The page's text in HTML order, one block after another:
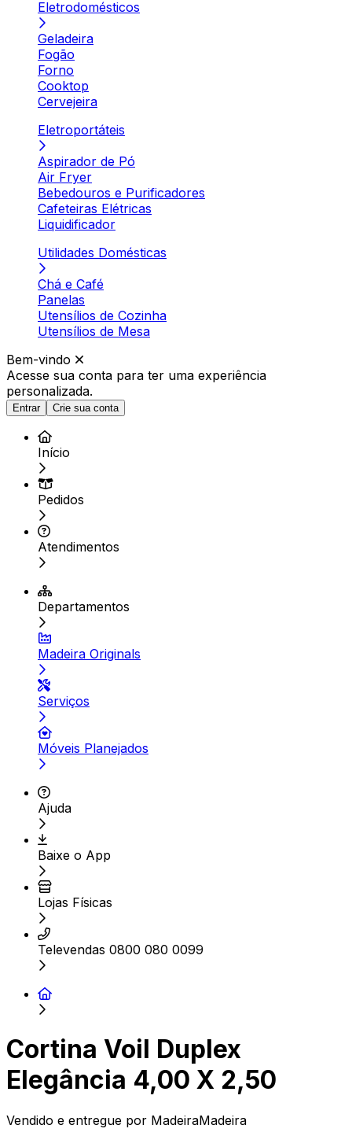
Eletrodomésticos
Geladeira
Fogão
Forno
Cooktop
Cervejeira
Eletroportáteis
Aspirador de Pó
Air Fryer
Bebedouros e Purificadores
Cafeteiras Elétricas
Liquidificador
Utilidades Domésticas
Chá e Café
Panelas
Utensílios de Cozinha
Utensílios de Mesa
Bem-vindo
Acesse sua conta para ter uma experiência
personalizada.
Entrar Crie sua conta
Início
Pedidos
Atendimentos
Departamentos
Madeira Originals
Serviços
Móveis Planejados
Ajuda
Baixe o App
Lojas Físicas
Televendas 0800 080 0099
Cortina Voil Duplex
Elegância 4,00 X 2,50
Vendido e entregue por MadeiraMadeira